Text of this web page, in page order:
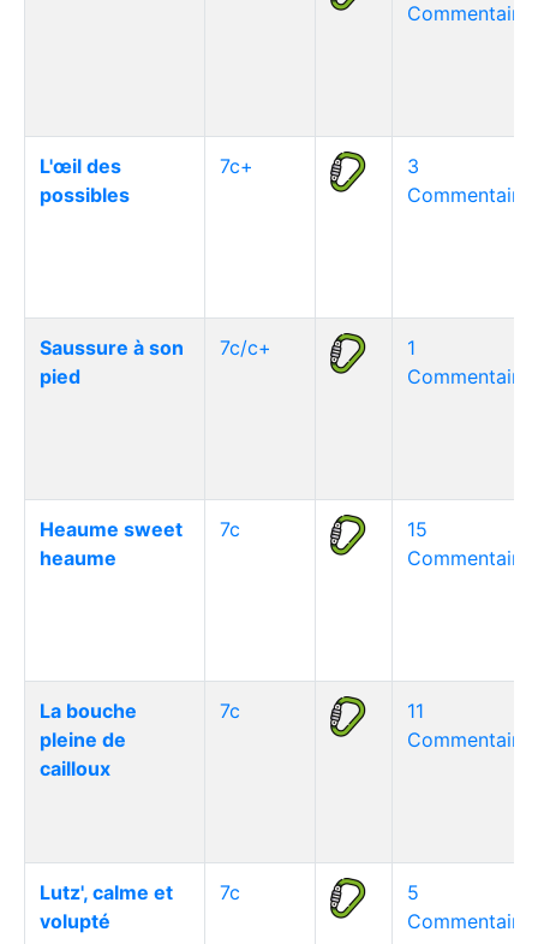
L'œil des
possibles
7c+
3
Saussure à son
pied
7c/c+
1
Heaume sweet
heaume
7c
15
La bouche
pleine de
cailloux
7c
11
Lutz', calme et
volupté
7c
5